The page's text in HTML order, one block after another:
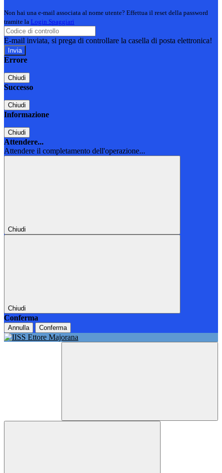
Non hai una e-mail associata al nome utente? Effettua il reset della password
tramite la Login Spaggiari
E-mail inviata, si prega di controllare la casella di posta elettronica!
Errore
Chiudi
Successo
Chiudi
Informazione
Chiudi
Attendere...
Attendere il completamento dell'operazione...
Chiudi
Chiudi
Conferma
Annulla Conferma